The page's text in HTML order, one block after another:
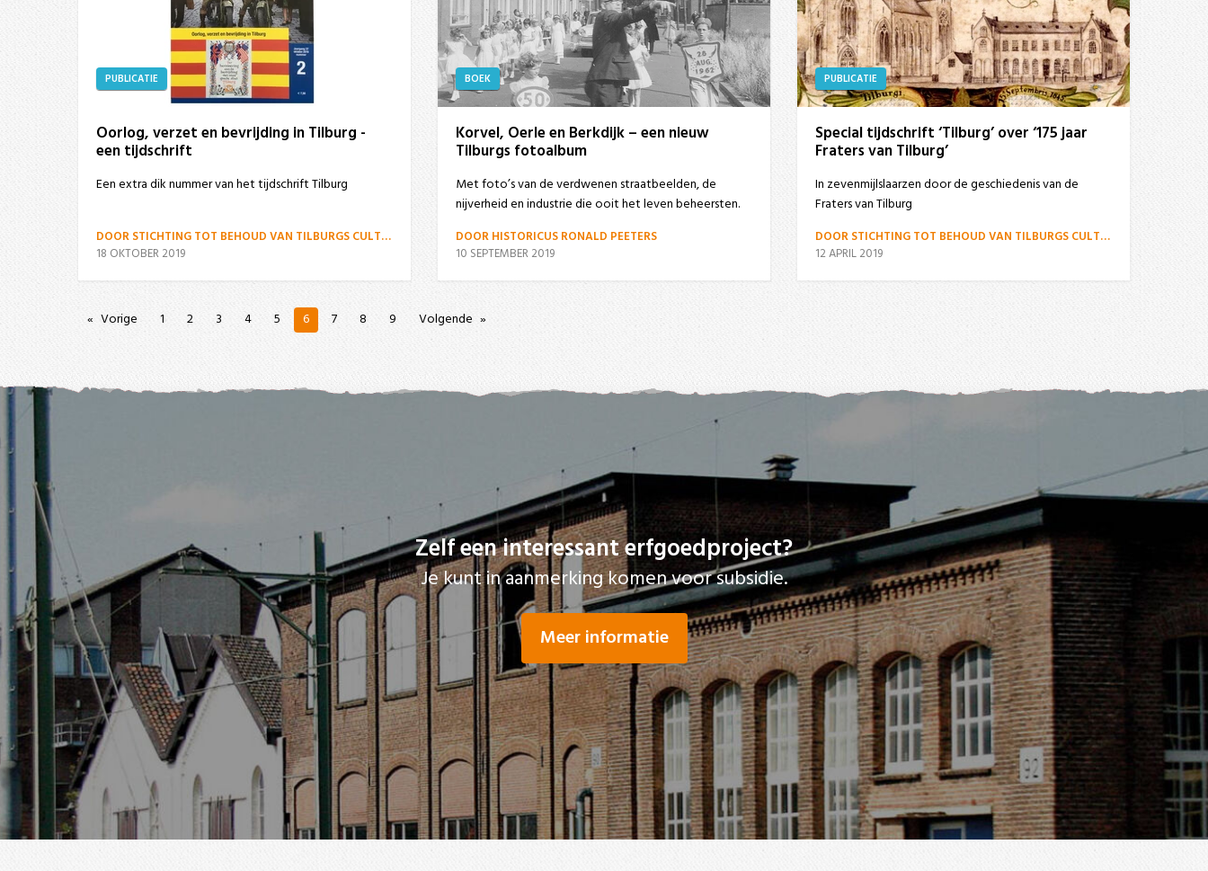
PUBLICATIE
Oorlog, verzet en bevrijding in Tilburg -
een tijdschrift
Een extra dik nummer van het tijdschrift Tilburg
DOOR STICHTING TOT BEHOUD VAN TILBURGS CULTUURGOED
18 OKTOBER 2019
BOEK
Korvel, Oerle en Berkdijk – een nieuw
Tilburgs fotoalbum
Met foto’s van de verdwenen straatbeelden, de
nijverheid en industrie die ooit het leven beheersten.
DOOR HISTORICUS RONALD PEETERS
10 SEPTEMBER 2019
PUBLICATIE
Special tijdschrift ‘Tilburg’ over ‘175 jaar
Fraters van Tilburg’
In zevenmijlslaarzen door de geschiedenis van de
Fraters van Tilburg
DOOR STICHTING TOT BEHOUD VAN TILBURGS CULTUURGOED
12 APRIL 2019
Vorige 1 2 3 4 5 6 7 8 9 Volgende
Zelf een interessant erfgoedproject?
Je kunt in aanmerking komen voor subsidie.
Meer informatie